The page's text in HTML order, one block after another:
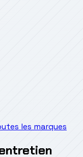
les marques